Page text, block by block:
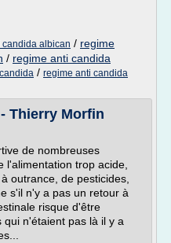
albican / regime
/ regime anti candida
/ regime anti candida
Thierry Morfin
de nombreuses
l'alimentation trop acide,
outrance, de pesticides,
s'il n'y a pas un retour à
risque d'être
n'étaient pas là il y a